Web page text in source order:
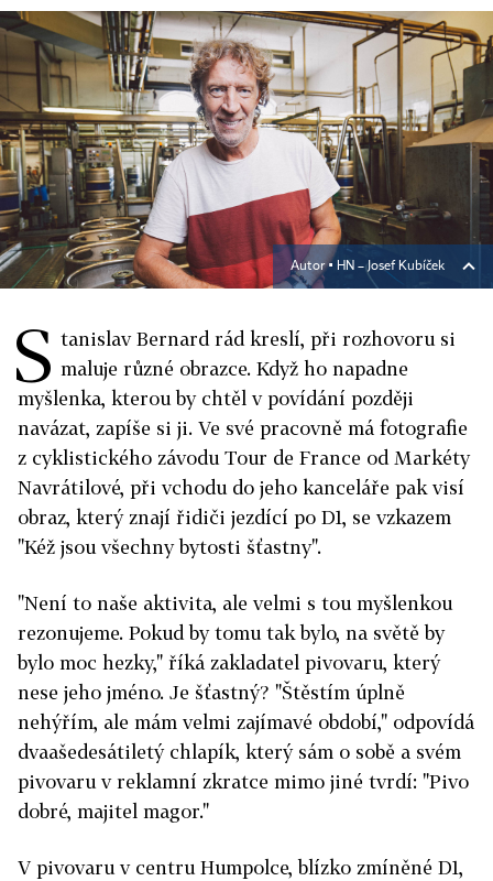
Autor ▪ HN – Josef Kubíček
S tanislav Bernard rád kreslí, při rozhovoru si
maluje různé obrazce. Když ho napadne
myšlenka, kterou by chtěl v povídání později
navázat, zapíše si ji. Ve své pracovně má fotografie
z cyklistického závodu Tour de France od Markéty
Navrátilové, při vchodu do jeho kanceláře pak visí
obraz, který znají řidiči jezdící po D1, se vzkazem
"Kéž jsou všechny bytosti šťastny".
"Není to naše aktivita, ale velmi s tou myšlenkou
rezonujeme. Pokud by tomu tak bylo, na světě by
bylo moc hezky," říká zakladatel pivovaru, který
nese jeho jméno. Je šťastný? "Štěstím úplně
nehýřím, ale mám velmi zajímavé období," odpovídá
dvaašedesátiletý chlapík, který sám o sobě a svém
pivovaru v reklamní zkratce mimo jiné tvrdí: "Pivo
dobré, majitel magor."
V pivovaru v centru Humpolce, blízko zmíněné D1,